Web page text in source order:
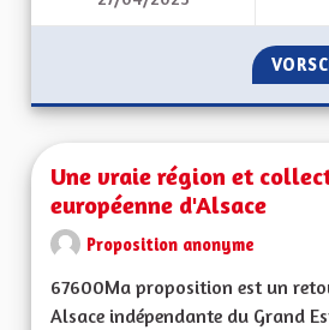
Une vraie région et
européenne d'Alsace
Proposition anonyme
67600Ma proposition est un
Alsace indépendante du Grand